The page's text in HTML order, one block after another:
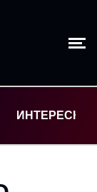
ИНТЕРЕСНОЕ